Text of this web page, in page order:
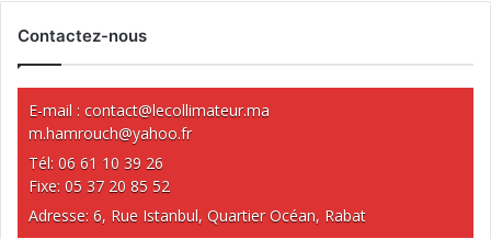
Contactez-nous
E-mail : contact@lecollimateur.ma
m.hamrouch@yahoo.fr
Tél: 06 61 10 39 26
Fixe: 05 37 20 85 52
Adresse: 6, Rue Istanbul, Quartier Océan, Rabat